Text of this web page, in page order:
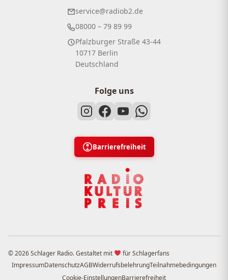
service@radiob2.de
08000 – 79 89 99
Pfalzburger Straße 43-44
10717 Berlin
Deutschland
Folge uns
Barrierefreiheit
© 2026 Schlager Radio. Gestaltet mit
für Schlagerfans
ImpressumDatenschutzAGBWiderrufsbelehrungTeilnahmebedingungen
Cookie-EinstellungenBarrierefreiheit